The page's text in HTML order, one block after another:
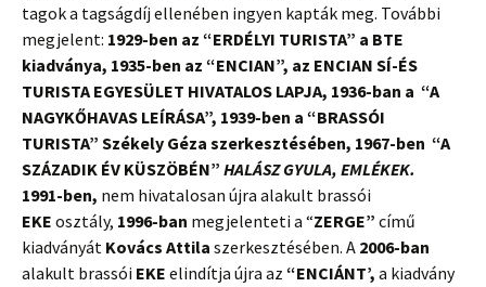
tagok a tagságdíj ellenében ingyen kapták meg. További
megjelent: 1929-ben az “ERDÉLYI TURISTA” a BTE
kiadványa, 1935-ben az “ENCIAN”, az ENCIAN SÍ-ÉS
TURISTA EGYESÜLET HIVATALOS LAPJA, 1936-ban a “A
NAGYKŐHAVAS LEÍRÁSA”, 1939-ben a “BRASSÓI
TURISTA” Székely Géza szerkesztésében, 1967-ben “A
SZÁZADIK ÉV KÜSZÖBÉN” HALÁSZ GYULA, EMLÉKEK.
1991-ben, nem hivatalosan újra alakult brassói
EKE osztály, 1996-ban megjelenteti a “ZERGE” című
kiadványát Kovács Attila szerkesztésében. A 2006-ban
alakult brassói EKE elindítja újra az “ENCIÁNT’, a kiadvány